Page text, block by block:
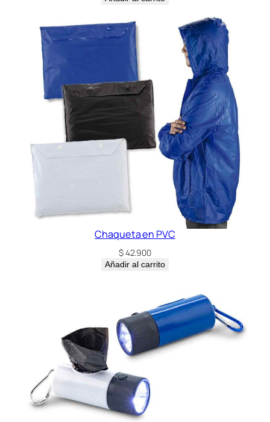
Chaqueta en PVC
$42.900
Añadir al carrito